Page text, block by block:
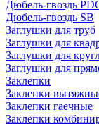
Дюбель-гвоздь
Дюбель-гвоздь SB
Заглушки для труб
Заглушки для
Заглушки для
Заглушки для
Заклепки
Заклепки
Заклепки гаечные
Заклепки